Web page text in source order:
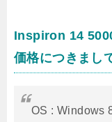
Inspiron 14
価格につきまし
OS : Windows